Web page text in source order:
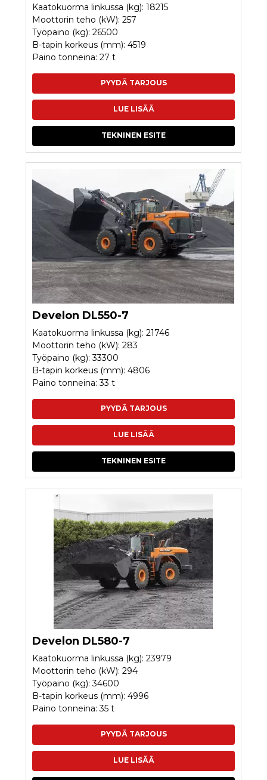
Kaatokuorma linkussa (kg): 18215
Moottorin teho (kW): 257
Työpaino (kg): 26500
B-tapin korkeus (mm): 4519
Paino tonneina: 27 t
PYYDÄ TARJOUS
LUE LISÄÄ
TEKNINEN ESITE
Develon DL550-7
Kaatokuorma linkussa (kg): 21746
Moottorin teho (kW): 283
Työpaino (kg): 33300
B-tapin korkeus (mm): 4806
Paino tonneina: 33 t
PYYDÄ TARJOUS
LUE LISÄÄ
TEKNINEN ESITE
Develon DL580-7
Kaatokuorma linkussa (kg): 23979
Moottorin teho (kW): 294
Työpaino (kg): 34600
B-tapin korkeus (mm): 4996
Paino tonneina: 35 t
PYYDÄ TARJOUS
LUE LISÄÄ